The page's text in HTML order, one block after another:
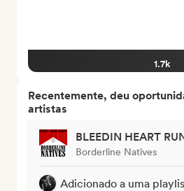
1.7k
Recentemente, deu
artistas
BLEEDIN HEART
Borderline Natives
Adicionado a uma